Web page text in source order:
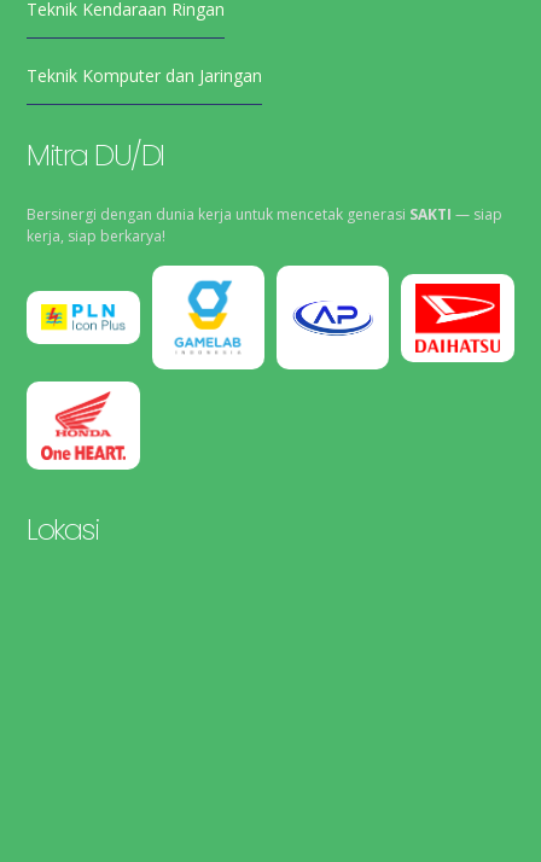
Teknik Kendaraan Ringan
Teknik Komputer dan Jaringan
Mitra DU/DI
Bersinergi dengan dunia kerja untuk mencetak generasi SAKTI — siap
kerja, siap berkarya!
Lokasi